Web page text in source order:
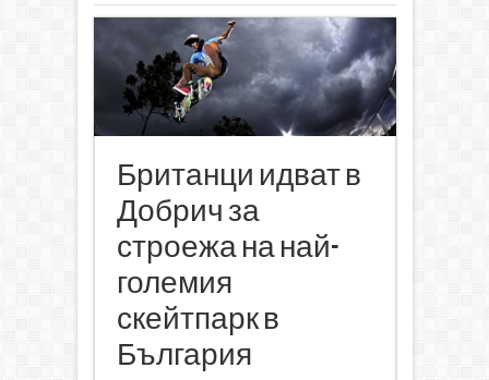
Британци идват в
Добрич за
строежа на най-
големия
скейтпарк в
България